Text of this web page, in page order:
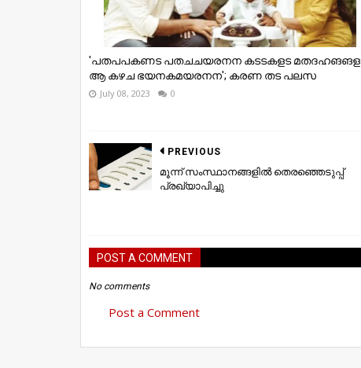
'പതപപകണട പതചചയരനന കടടകളട മതദഹങങള
ആ കഴച ഭയനകമയരനന'; കരണ തട പലസ
July 08, 2023 0
PREVIOUS
മൂന്ന് സംസ്ഥാനങ്ങളിൽ തെരഞ്ഞെടുപ്പ്
പ്രഖ്യാപിച്ചു
POST A COMMENT
No comments
Post a Comment